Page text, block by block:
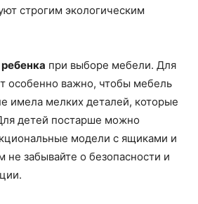
строгим экологическим
при выборе мебели. Для
особенно важно, чтобы мебель
имела мелких деталей, которые
детей постарше можно
модели с ящиками и
не забывайте о безопасности и